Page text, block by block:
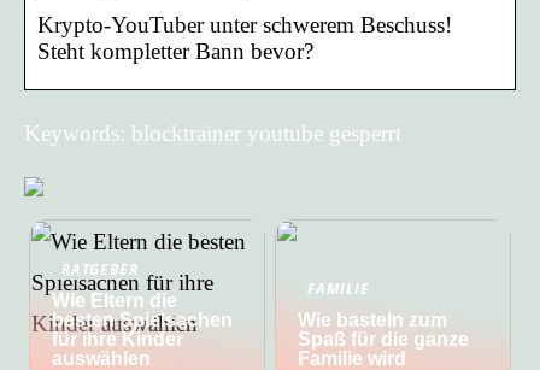
Krypto-YouTuber unter schwerem Beschuss!
Steht kompletter Bann bevor?
Keywords: blocktrainer youtube gesperrt
RATGEBER
Wie Eltern die
besten Spielsachen
für ihre Kinder
auswählen
FAMILIE
Wie basteln zum
Spaß für die ganze
Familie wird